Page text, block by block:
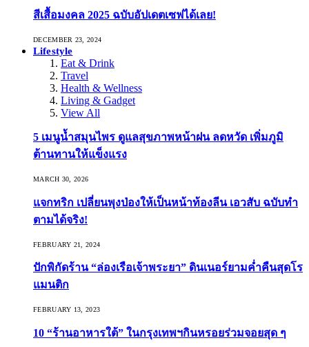
สีเสื้อมงคล 2025 ฉบับอัปเดตเซฟได้เลย!
DECEMBER 23, 2024
Lifestyle
Eat & Drink
Travel
Health & Wellness
Living & Gadget
View All
5 เมนูน้ำสมุนไพร ดูแลสุขภาพหน้าฝน ลดหวัด เพิ่มภูมิ
ต้านทานให้แข็งแรง
MARCH 30, 2026
แจกทริก เปลี่ยนพุงป่องให้เป็นหน้าท้องลีน เอวสับ ฉบับทำ
ตามได้จริง!
FEBRUARY 21, 2024
ปักพิกัดร้าน “ล่องเรือเจ้าพระยา” ดินเนอร์ยามค่ำคืนสุดโร
แมนติก
FEBRUARY 13, 2023
10 “ร้านอาหารใต้” ในกรุงเทพฯกินหรอยร่วมจอยสุด ๆ